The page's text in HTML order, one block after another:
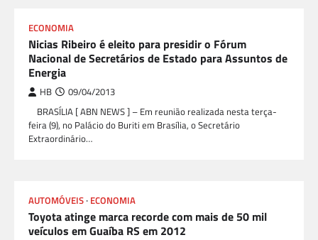
ECONOMIA
Nicias Ribeiro é eleito para presidir o Fórum
Nacional de Secretários de Estado para Assuntos de
Energia
HB 09/04/2013
BRASÍLIA [ ABN NEWS ] – Em reunião realizada nesta terça-
feira (9), no Palácio do Buriti em Brasília, o Secretário
Extraordinário…
AUTOMÓVEIS ECONOMIA
Toyota atinge marca recorde com mais de 50 mil
veículos em Guaíba RS em 2012